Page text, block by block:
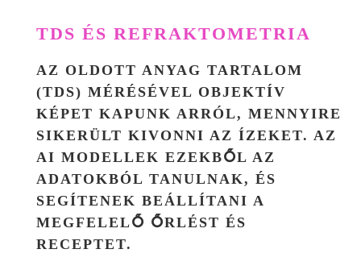
TDS ÉS REFRAKTOMETRIA
AZ OLDOTT ANYAG TARTALOM
(TDS) MÉRÉSÉVEL OBJEKTÍV
KÉPET KAPUNK ARRÓL, MENNYIRE
SIKERÜLT KIVONNI AZ ÍZEKET. AZ
AI MODELLEK EZEKBŐL AZ
ADATOKBÓL TANULNAK, ÉS
SEGÍTENEK BEÁLLÍTANI A
MEGFELELŐ ŐRLÉST ÉS
RECEPTET.